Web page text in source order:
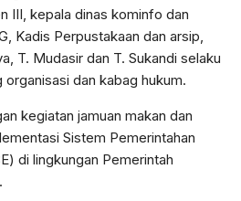
III, kepala dinas kominfo dan
Kadis Perpustakaan dan arsip,
T. Mudasir dan T. Sukandi selaku
dan kabag hukum.
kegiatan jamuan makan dan
Sistem Pemerintahan
di lingkungan Pemerintah